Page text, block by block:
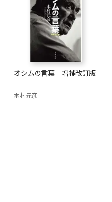
鈴木主税
オシムの言葉 増補改訂版
木村元彦